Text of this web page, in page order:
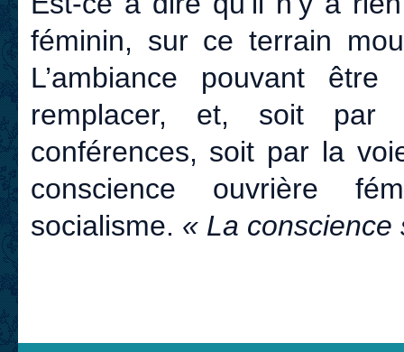
féminin, sur ce terrain
L’ambiance pouvant
remplacer, et, soit par
conférences, soit par la
conscience ouvrière
socialisme. « La conscience